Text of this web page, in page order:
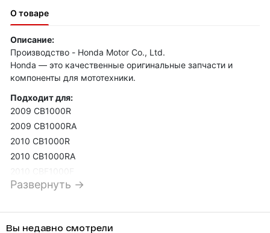
О товаре
Описание:
Производство - Honda Motor Co., Ltd.
Honda — это качественные оригинальные запчасти и
компоненты для мототехники.
Подходит для:
2009 CB1000R
2009 CB1000RA
2010 CB1000R
2010 CB1000RA
2010 CBF1000FA
Развернуть →
Вы недавно смотрели